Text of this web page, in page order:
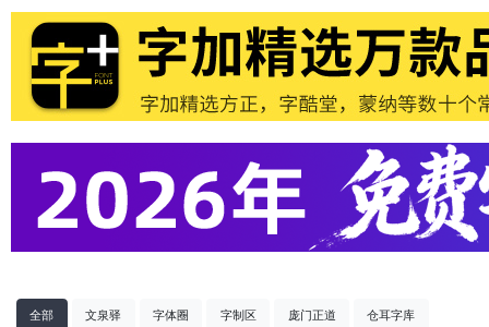
全部 文泉驿 字体圈 字制区 庞门正道 仓耳字库